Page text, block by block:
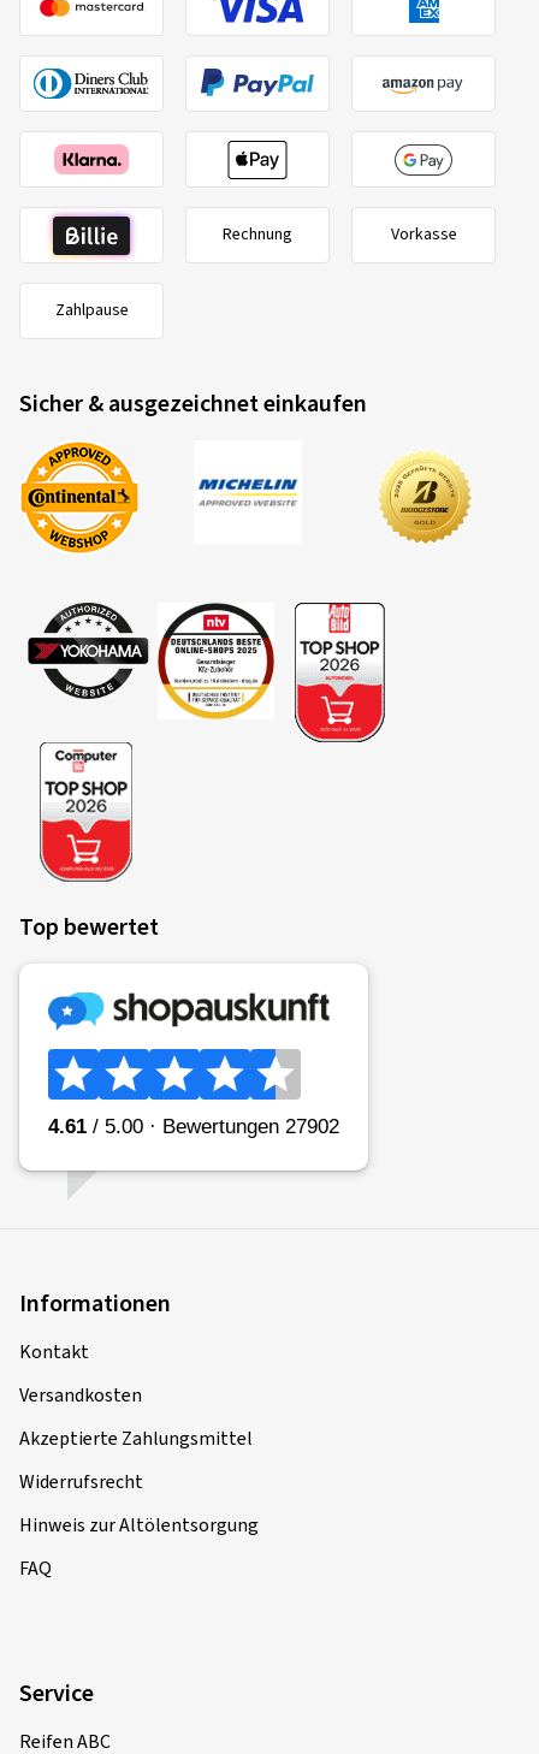
Verifizierter Kauf
Matthias L., Deutschland
Felgengröße in Zoll:8x20 - ET 38 - LK 5x114,3
Farbe:Complete Black Gloss
12.12.2022
Verifizierter Kauf
Sehr schöne Felge zu einem angemessenen Preis.
Felgengröße in Zoll:
7,5x18 - ET 40 - LK 5x100
Farbe:Diamond Black Gloss
15.07.2020
Verifizierter Kauf
Laurent S., Frankreich
De belles jantes. Conformes aux photos. Le mécano n' a
pas eut de mal à les poser.
(Übersetzen)
Felgengröße in Zoll:
Rechnung Vorkasse
Zahlpause
Sicher & ausgezeichnet einkaufen
Top bewertet
Informationen
Kontakt
Versandkosten
Akzeptierte Zahlungsmittel
Widerrufsrecht
Hinweis zur Altölentsorgung
FAQ
Service
Reifen ABC